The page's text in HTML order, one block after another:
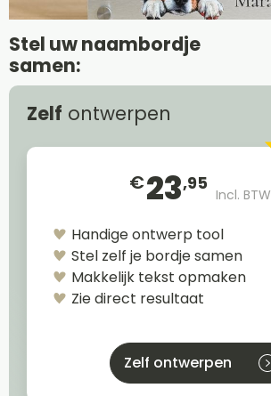
Stel uw naambordje
samen:
Zelf ontwerpen
€23,95
Incl. BTW
Handige ontwerp tool
Stel zelf je bordje samen
Makkelijk tekst opmaken
Zie direct resultaat
Zelf ontwerpen